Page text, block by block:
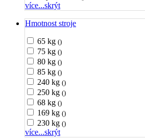
více...skrýt
Hmotnost stroje
65 kg ()
75 kg ()
80 kg ()
85 kg ()
240 kg ()
250 kg ()
68 kg ()
169 kg ()
230 kg ()
více...skrýt